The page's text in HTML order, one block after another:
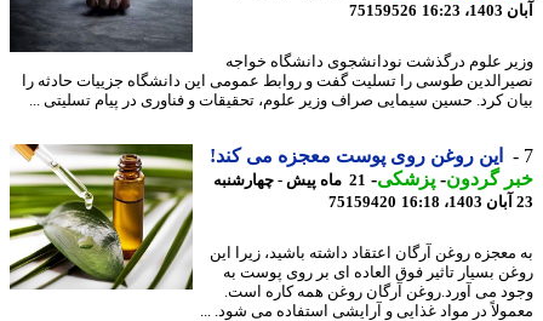
75159526
علوم درگذشت نودانشجوی دانشگاه خواجه
طوسی را تسلیت گفت و روابط عمومی این دانشگاه جزییات حادثه را
کرد. حسین سیمایی صراف وزیر علوم، تحقیقات و فناوری در پیام تسلیتی ...
این روغن روی پوست معجزه می کند!
گردون-پزشکی-
21 ماه پیش - چهارشنبه
75159420
روغن آرگان اعتقاد داشته باشید، زیرا این
بسیار تاثیر فوق العاده ای بر روی پوست به
می آورد.روغن آرگان روغن همه کاره است.
در مواد غذایی و آرایشی استفاده می شود. ...